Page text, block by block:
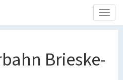
Brieske-